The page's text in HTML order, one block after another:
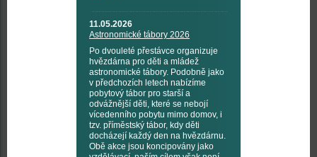
11.05.2026
Astronomické tábory 2026
Po dvouleté přestávce organizuje
hvězdárna pro děti a mládež
astronomické tábory. Podobně jako
v předchozích letech nabízíme
pobytový tábor pro starší a
odvážnější děti, které se nebojí
vícedenního pobytu mimo domov, i
tzv. příměstský tábor, kdy děti
docházejí každý den na hvězdárnu.
Obě akce jsou koncipovány jako